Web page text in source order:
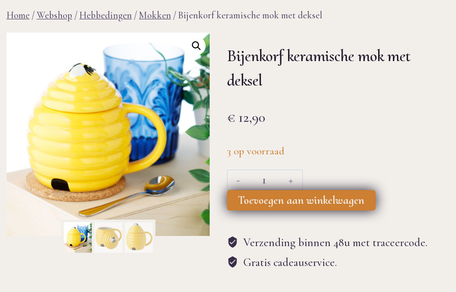
Home /Webshop /Hebbedingen /Mokken /Bijenkorf keramische mok met deksel
Bijenkorf keramische mok met
deksel
€ 12,90
3 op voorraad
Bijenkorf
keramische
mok
deksel
aantal
Toevoegen aan winkelwagen
Verzending binnen 48u met traceercode.
Gratis cadeauservice.